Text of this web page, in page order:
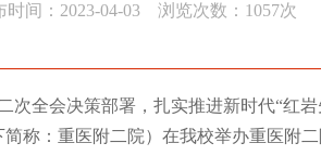
时间：2023-04-03 浏览次数： 1057次
次全会决策部署，扎实推进新时代“红岩
称：重医附二院）在我校举办重医附